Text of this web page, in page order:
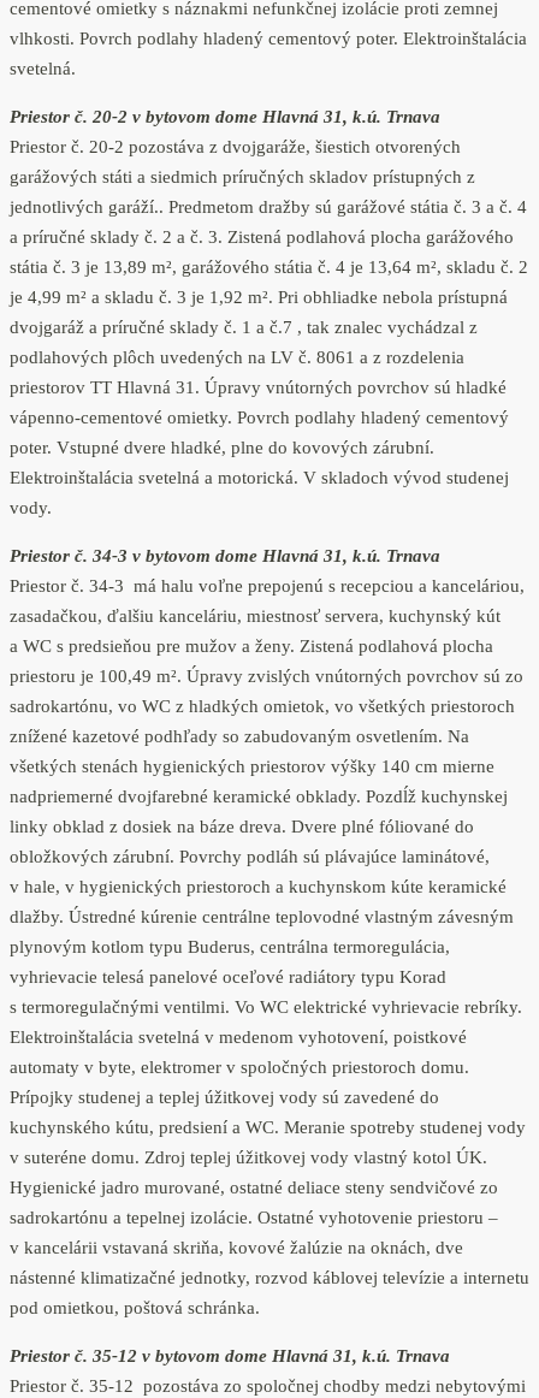
cementové omietky s náznakmi nefunkčnej izolácie proti zemnej
vlhkosti. Povrch podlahy hladený cementový poter. Elektroinštalácia
svetelná.
Priestor č. 20-2 v bytovom dome Hlavná 31, k.ú. Trnava
Priestor č. 20-2 pozostáva z dvojgaráže, šiestich otvorených
garážových státi a siedmich príručných skladov prístupných z
jednotlivých garáží.. Predmetom dražby sú garážové státia č. 3 a č. 4
a príručné sklady č. 2 a č. 3. Zistená podlahová plocha garážového
státia č. 3 je 13,89 m², garážového státia č. 4 je 13,64 m², skladu č. 2
je 4,99 m² a skladu č. 3 je 1,92 m². Pri obhliadke nebola prístupná
dvojgaráž a príručné sklady č. 1 a č.7 , tak znalec vychádzal z
podlahových plôch uvedených na LV č. 8061 a z rozdelenia
priestorov TT Hlavná 31. Úpravy vnútorných povrchov sú hladké
vápenno-cementové omietky. Povrch podlahy hladený cementový
poter. Vstupné dvere hladké, plne do kovových zárubní.
Elektroinštalácia svetelná a motorická. V skladoch vývod studenej
vody.
Priestor č. 34-3 v bytovom dome Hlavná 31, k.ú. Trnava
Priestor č. 34-3 má halu voľne prepojenú s recepciou a kanceláriou,
zasadačkou, ďalšiu kanceláriu, miestnosť servera, kuchynský kút
a WC s predsieňou pre mužov a ženy. Zistená podlahová plocha
priestoru je 100,49 m². Úpravy zvislých vnútorných povrchov sú zo
sadrokartónu, vo WC z hladkých omietok, vo všetkých priestoroch
znížené kazetové podhľady so zabudovaným osvetlením. Na
všetkých stenách hygienických priestorov výšky 140 cm mierne
nadpriemerné dvojfarebné keramické obklady. Pozdĺž kuchynskej
linky obklad z dosiek na báze dreva. Dvere plné fóliované do
obložkových zárubní. Povrchy podláh sú plávajúce laminátové,
v hale, v hygienických priestoroch a kuchynskom kúte keramické
dlažby. Ústredné kúrenie centrálne teplovodné vlastným závesným
plynovým kotlom typu Buderus, centrálna termoregulácia,
vyhrievacie telesá panelové oceľové radiátory typu Korad
s termoregulačnými ventilmi. Vo WC elektrické vyhrievacie rebríky.
Elektroinštalácia svetelná v medenom vyhotovení, poistkové
automaty v byte, elektromer v spoločných priestoroch domu.
Prípojky studenej a teplej úžitkovej vody sú zavedené do
kuchynského kútu, predsiení a WC. Meranie spotreby studenej vody
v suteréne domu. Zdroj teplej úžitkovej vody vlastný kotol ÚK.
Hygienické jadro murované, ostatné deliace steny sendvičové zo
sadrokartónu a tepelnej izolácie. Ostatné vyhotovenie priestoru –
v kancelárii vstavaná skriňa, kovové žalúzie na oknách, dve
nástenné klimatizačné jednotky, rozvod káblovej televízie a internetu
pod omietkou, poštová schránka.
Priestor č. 35-12 v bytovom dome Hlavná 31, k.ú. Trnava
Priestor č. 35-12 pozostáva zo spoločnej chodby medzi nebytovými